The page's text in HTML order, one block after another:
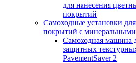
для нанесения
покрытий
Самоходные установки
покрытий с
Самоходная машина
защитных
PavementSaver 2